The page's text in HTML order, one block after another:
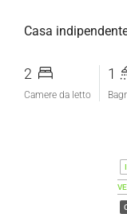
Casa
2
Camere da letto
1